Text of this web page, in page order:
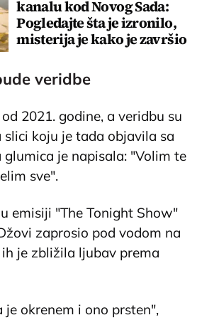
kanalu kod Novog Sada:
Pogledajte šta je izronilo,
misterija je kako je završio
veridbe
2021. godine, a veridbu su
slici koju je tada objavila sa
glumica je napisala: "Volim te
sve".
emisiji "The Tonight Show"
zaprosio pod vodom na
je zbližila ljubav prema
je okrenem i ono prsten",